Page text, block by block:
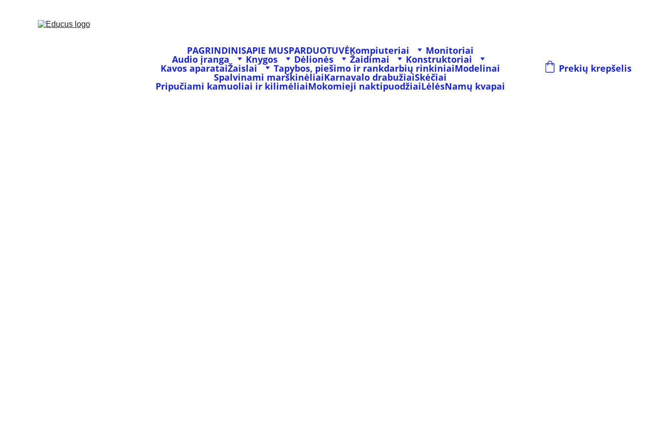
PAGRINDINISAPIE MUSPARDUOTUVĖKompiuteriai Monitoriai
Audio įranga Knygos Dėlionės Žaidimai Konstruktoriai
Kavos aparataiŽaislai Tapybos, piešimo ir rankdarbių rinkiniaiModelinai
Spalvinami marškinėliaiKarnavalo drabužiaiSkėčiai
Pripučiami kamuoliai ir kilimėliaiMokomieji naktipuodžiaiLėlėsNamų kvapai
Prekių krepšelis